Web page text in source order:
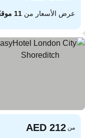
عرض الأسعار من11 موقعًا
من